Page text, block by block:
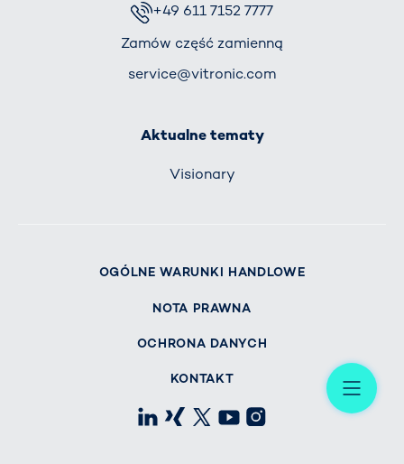
+49 611 7152 7777
Zamów część zamienną
service@vitronic.com
Aktualne tematy
Visionary
OGÓLNE WARUNKI HANDLOWE
NOTA PRAWNA
OCHRONA DANYCH
KONTAKT
LinkedIn
Xing X Instagram